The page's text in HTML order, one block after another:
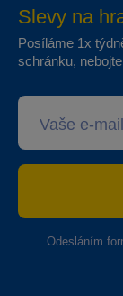
Slevy na
Posíláme 1x
schránku,
Odesláním